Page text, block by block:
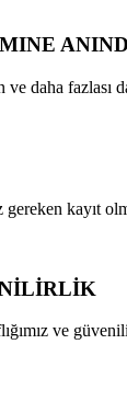
daha fazlası
kayıt
ve